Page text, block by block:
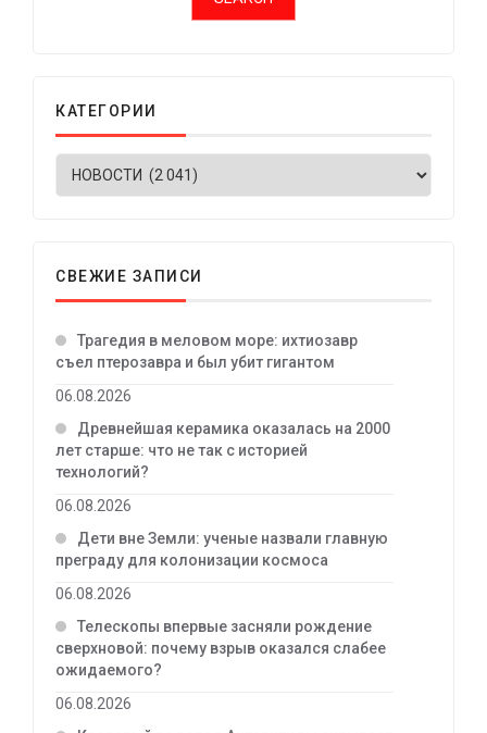
КАТЕГОРИИ
СВЕЖИЕ ЗАПИСИ
Трагедия в меловом море: ихтиозавр
съел птерозавра и был убит гигантом
06.08.2026
Древнейшая керамика оказалась на 2000
лет старше: что не так с историей
технологий?
06.08.2026
Дети вне Земли: ученые назвали главную
преграду для колонизации космоса
06.08.2026
Телескопы впервые засняли рождение
сверхновой: почему взрыв оказался слабее
ожидаемого?
06.08.2026